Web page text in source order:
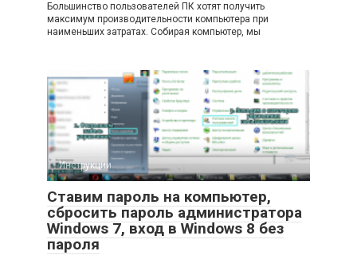
Большинство пользователей ПК хотят получить
максимум производительности компьютера при
наименьших затратах. Собирая компьютер, мы
Инструкции
Ставим пароль на компьютер,
сбросить пароль администратора
Windows 7, вход в Windows 8 без
пароля